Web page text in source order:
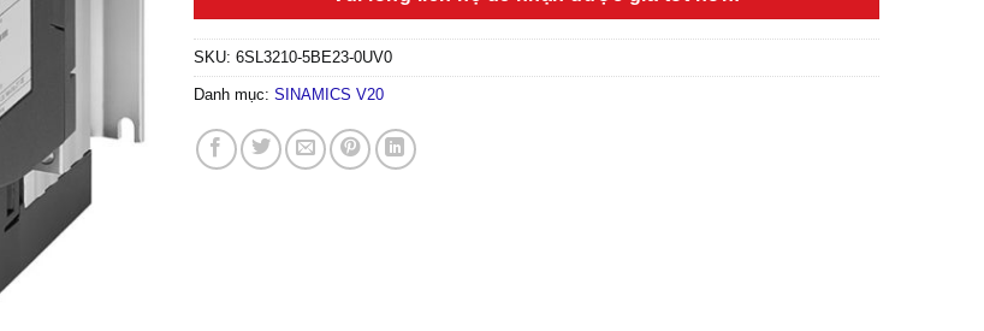
SKU: 6SL3210-5BE23-0UV0
Danh mục: SINAMICS V20